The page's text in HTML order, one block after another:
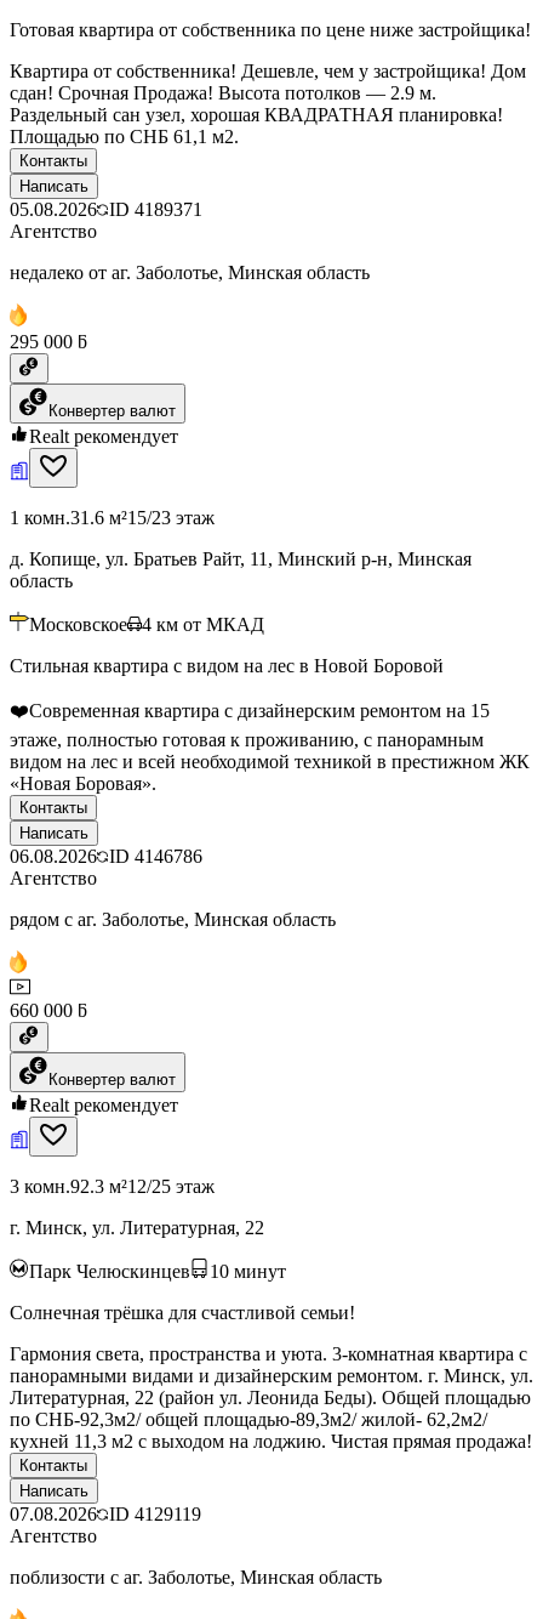
Готовая квартира от собственника по цене ниже застройщика!
Квартира от собственника! Дешевле, чем у застройщика! Дом
сдан! Срочная Продажа! Высота потолков — 2.9 м.
Раздельный сан узел, хорошая КВАДРАТНАЯ планировка!
Площадью по СНБ 61,1 м2.
Контакты
Написать
05.08.2026 ID 4189371
Агентство
недалеко от аг. Заболотье, Минская область
295 000 ƃ
Конвертер валют
Realt рекомендует
1 комн.31.6 м²15/23 этаж
д. Копище, ул. Братьев Райт, 11, Минский р-н, Минская
область
Московское 4 км от МКАД
Стильная квартира с видом на лес в Новой Боровой
❤️Современная квартира с дизайнерским ремонтом на 15
этаже, полностью готовая к проживанию, с панорамным
видом на лес и всей необходимой техникой в престижном ЖК
«Новая Боровая».
Контакты
Написать
06.08.2026 ID 4146786
Агентство
рядом с аг. Заболотье, Минская область
660 000 ƃ
Конвертер валют
Realt рекомендует
3 комн.92.3 м²12/25 этаж
г. Минск, ул. Литературная, 22
Парк Челюскинцев 10 минут
Солнечная трёшка для счастливой семьи!
Гармония света, пространства и уюта. 3-комнатная квартира с
панорамными видами и дизайнерским ремонтом. г. Минск, ул.
Литературная, 22 (район ул. Леонида Беды). Общей площадью
по СНБ-92,3м2/ общей площадью-89,3м2/ жилой- 62,2м2/
кухней 11,3 м2 с выходом на лоджию. Чистая прямая продажа!
Контакты
Написать
07.08.2026 ID 4129119
Агентство
поблизости с аг. Заболотье, Минская область